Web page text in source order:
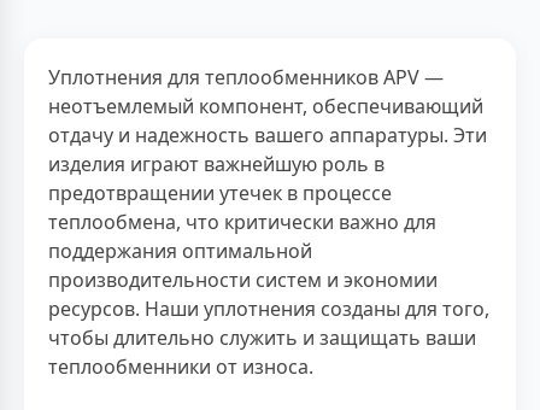
Уплотнения для теплообменников APV —
неотъемлемый компонент, обеспечивающий
отдачу и надежность вашего аппаратуры. Эти
изделия играют важнейшую роль в
предотвращении утечек в процессе
теплообмена, что критически важно для
поддержания оптимальной
производительности систем и экономии
ресурсов. Наши уплотнения созданы для того,
чтобы длительно служить и защищать ваши
теплообменники от износа.